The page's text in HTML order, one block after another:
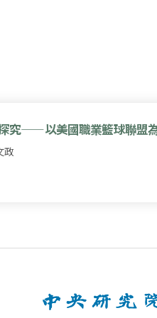
究——以美國職業籃球聯盟
政